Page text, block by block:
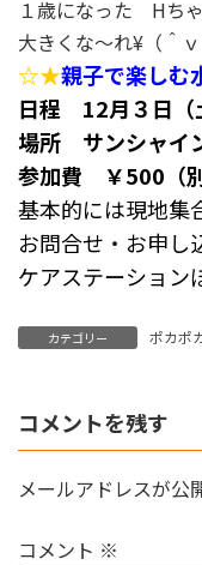
１歳になった Hち
大きくな～れ¥（＾
☆★親子で楽しむ
日程 12月３日
場所 サンシャイ
参加費 ￥500（別
基本的には現地集
お問合せ・お申し
ケアステーション
カテゴリー ポカポ
コメントを残す
メールアドレスが公
コメント ※